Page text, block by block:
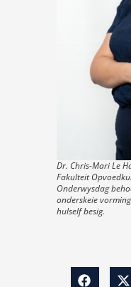
Dr. Chris-Mari Le
Fakulteit
Onderwysdag
onderskeie
hulself besig.